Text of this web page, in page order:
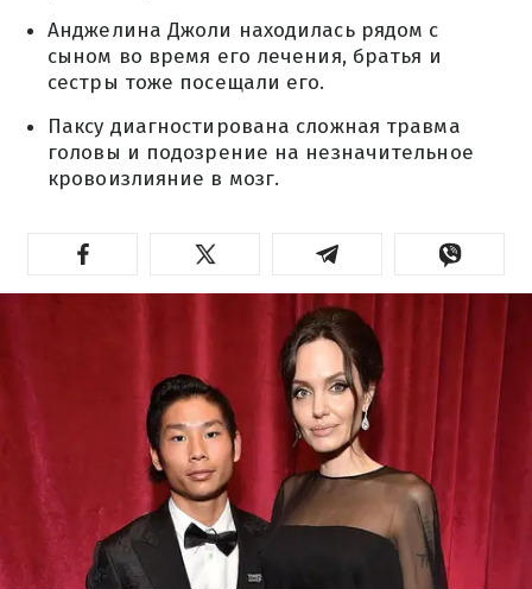
Анджелина Джоли находилась рядом с
сыном во время его лечения, братья и
сестры тоже посещали его.
Паксу диагностирована сложная травма
головы и подозрение на незначительное
кровоизлияние в мозг.